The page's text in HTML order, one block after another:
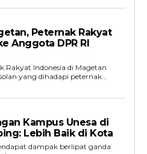
Peternak Rakyat
Anggota DPR RI
Rakyat Indonesia di Magetan
yang dihadapi peternak...
Kampus Unesa di
Lebih Baik di Kota
dampak berlipat ganda